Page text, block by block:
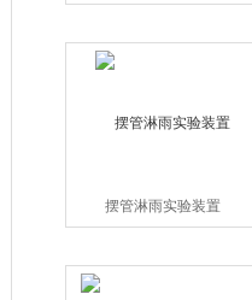
摆管淋雨实验装置